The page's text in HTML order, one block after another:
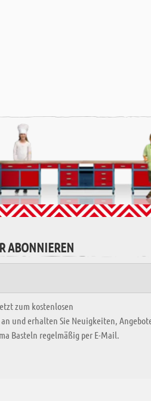
ABONNIEREN
zum kostenlosen
und erhalten Sie Neuigkeiten,
Basteln regelmäßig per E-Mail.